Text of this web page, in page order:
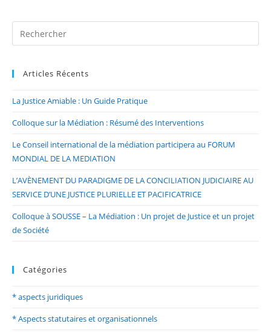
Articles Récents
La Justice Amiable : Un Guide Pratique
Colloque sur la Médiation : Résumé des Interventions
Le Conseil international de la médiation participera au FORUM
MONDIAL DE LA MEDIATION
L’AVÈNEMENT DU PARADIGME DE LA CONCILIATION JUDICIAIRE AU
SERVICE D’UNE JUSTICE PLURIELLE ET PACIFICATRICE
Colloque à SOUSSE – La Médiation : Un projet de Justice et un projet
de Société
Catégories
* aspects juridiques
* Aspects statutaires et organisationnels